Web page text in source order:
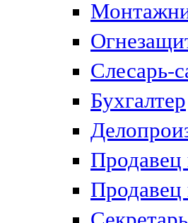
Слесарь-
Бухгалтер
Продавец
Продавец